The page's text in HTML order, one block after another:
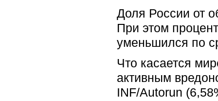
Доля России от
При этом
уменьшился по
Что касается
активным
INF/Autorun